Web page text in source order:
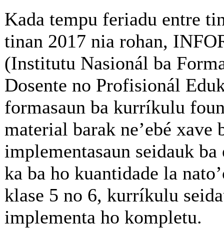
Kada tempu feriadu entre
tinan 2017 nia rohan,
(Institutu Nasionál ba
Dosente no Profisionál
formasaun ba kurríkulu foun
material barak ne’ebé xave
implementasaun seidauk
ka ba ho kuantidade la
klase 5 no 6, kurríkulu
implementa ho kompletu.